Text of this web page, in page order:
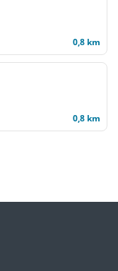
0,8 km
0,8 km